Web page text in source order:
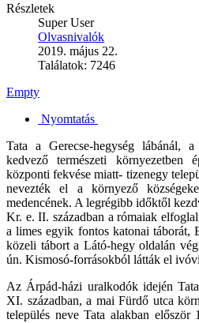
Részletek
Super User
Olvasnivalók
2019. május 22.
Találatok: 7246
Empty
Nyomtatás
Tata a Gerecse-hegység lábánál,
kedvező természeti
központi fekvése miatt- tizenegy
nevezték el a környező
medencének. A legrégibb időktől
Kr. e. II. században a rómaiak
a limes egyik fontos katonai táborát,
közeli tábort a Látó-hegy oldalán
ún. Kismosó-forrásokból látták el
Az Árpád-házi uralkodók idején
XI. században, a mai Fürdő utca
település neve Tata alakban